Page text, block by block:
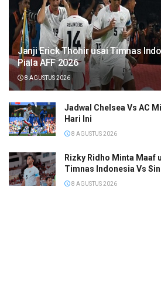
Janji Erick Thohir usai Timnas
Piala AFF 2026
8 AGUSTUS 2026
Jadwal Chelsea Vs AC
Hari Ini
8 AGUSTUS 2026
Rizky Ridho Minta Maaf
Timnas Indonesia Vs
8 AGUSTUS 2026